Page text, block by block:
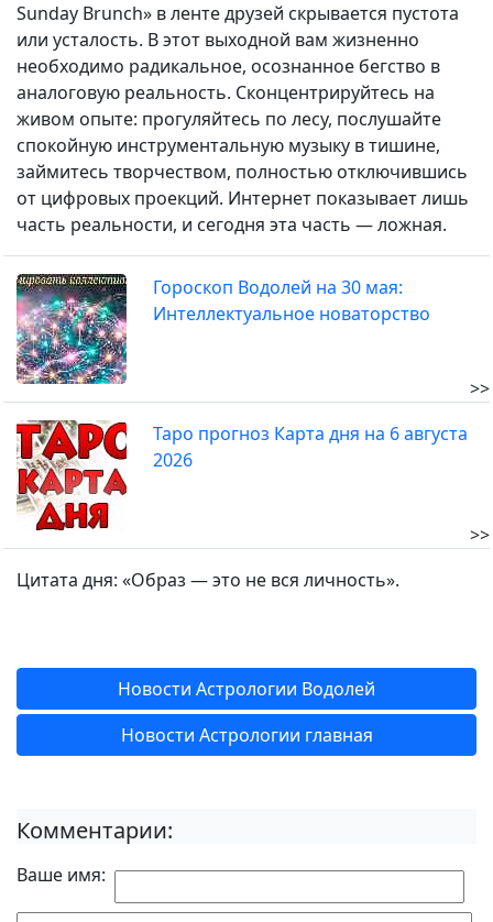
Sunday Brunch» в ленте друзей скрывается пустота
или усталость. В этот выходной вам жизненно
необходимо радикальное, осознанное бегство в
аналоговую реальность. Сконцентрируйтесь на
живом опыте: прогуляйтесь по лесу, послушайте
спокойную инструментальную музыку в тишине,
займитесь творчеством, полностью отключившись
от цифровых проекций. Интернет показывает лишь
часть реальности, и сегодня эта часть — ложная.
Гороскоп Водолей на 30 мая:
Интеллектуальное новаторство
>>
Таро прогноз Карта дня на 6 августа
2026
>>
Цитата дня: «Образ — это не вся личность».
Новости Астрологии Водолей
Новости Астрологии главная
Комментарии:
Ваше имя: